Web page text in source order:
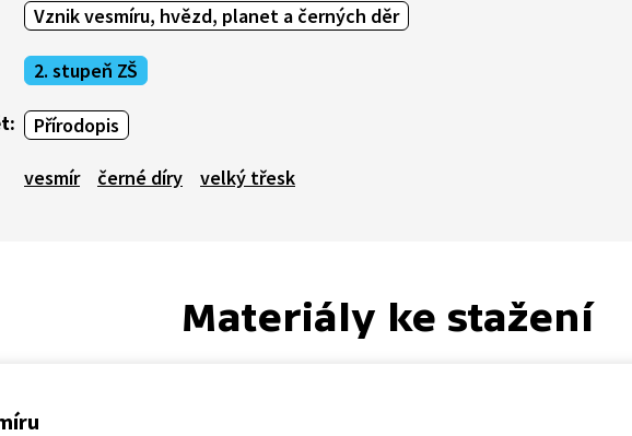
Vznik vesmíru, hvězd, planet a černých děr
2. stupeň ZŠ
Přírodopis
vesmír černé díry velký třesk
Materiály ke stažení